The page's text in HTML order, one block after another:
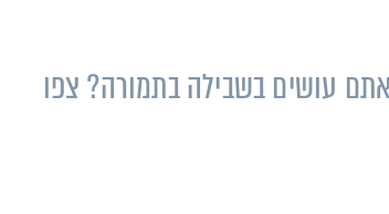
עושים בשבילה בתמורה? צפו